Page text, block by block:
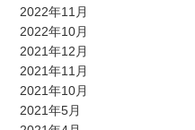
2022年11月
2022年10月
2021年12月
2021年11月
2021年10月
2021年5月